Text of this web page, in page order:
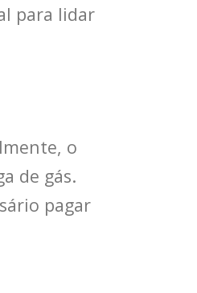
para lidar
o
de gás.
pagar